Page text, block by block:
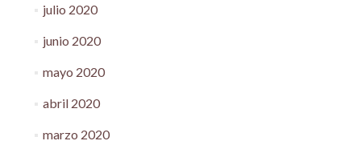
julio 2020
junio 2020
mayo 2020
abril 2020
marzo 2020